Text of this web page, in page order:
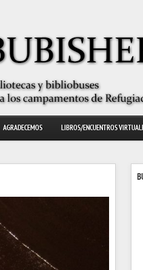
AGRADECEMOS LIBROS/ENCUENTROS